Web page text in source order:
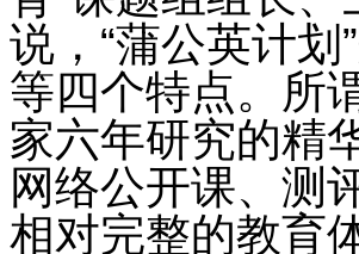
说，“蒲公英计
等四个特点。所
家六年研究的精
网络公开课、测
相对完整的教育